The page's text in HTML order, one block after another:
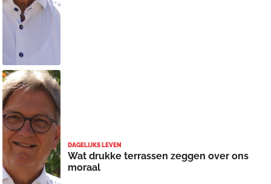
DAGELIJKS LEVEN
Wat drukke terrassen zeggen over ons
moraal